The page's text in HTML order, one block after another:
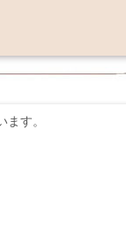
す。